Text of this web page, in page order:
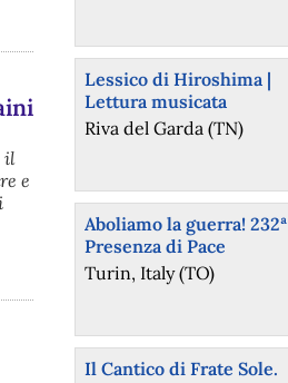
il
e
Lessico di Hiroshima |
Lettura musicata
Riva del Garda (TN)
Aboliamo la guerra! 232ª
Presenza di Pace
Turin, Italy (TO)
Il Cantico di Frate Sole.